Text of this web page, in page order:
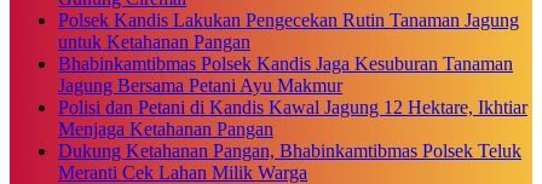
Polsek Kandis Lakukan Pengecekan Rutin Tanaman Jagung
untuk Ketahanan Pangan
Bhabinkamtibmas Polsek Kandis Jaga Kesuburan Tanaman
Jagung Bersama Petani Ayu Makmur
Polisi dan Petani di Kandis Kawal Jagung 12 Hektare, Ikhtiar
Menjaga Ketahanan Pangan
Dukung Ketahanan Pangan, Bhabinkamtibmas Polsek Teluk
Meranti Cek Lahan Milik Warga